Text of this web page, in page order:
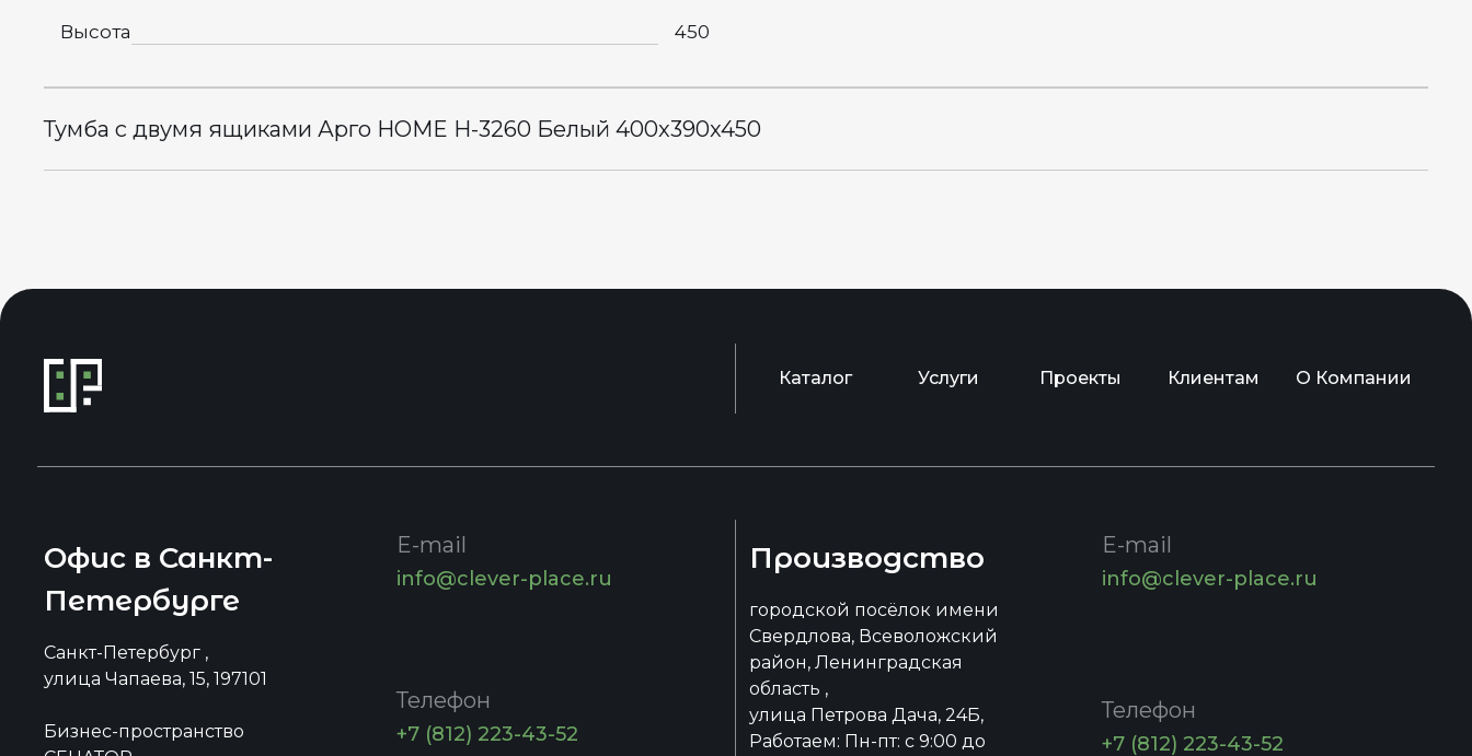
Высота 450
Тумба с двумя ящиками Арго HOME Н-3260 Белый 400x390x450
Каталог Услуги Проекты Клиентам О Компании
Офис в Санкт-
Петербурге
Санкт-Петербург ,
улица Чапаева, 15, 197101
Бизнес-пространство
E-mail
info@clever-place.ru
Телефон
+7 (812) 223-43-52
Производство
городской посёлок имени
Свердлова, Всеволожский
район, Ленинградская
область ,
улица Петрова Дача, 24Б,
Работаем: Пн-пт: с 9:00 до
E-mail
info@clever-place.ru
Телефон
+7 (812) 223-43-52